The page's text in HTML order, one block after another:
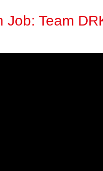
Job: Team